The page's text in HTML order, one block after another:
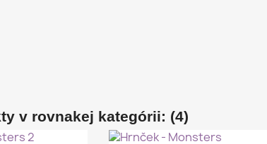
v rovnakej kategórii: (4)